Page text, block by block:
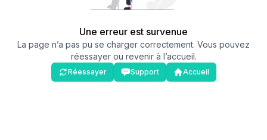
Une erreur est survenue
La page n’a pas pu se charger correctement. Vous pouvez
réessayer ou revenir à l’accueil.
Réessayer Support Accueil